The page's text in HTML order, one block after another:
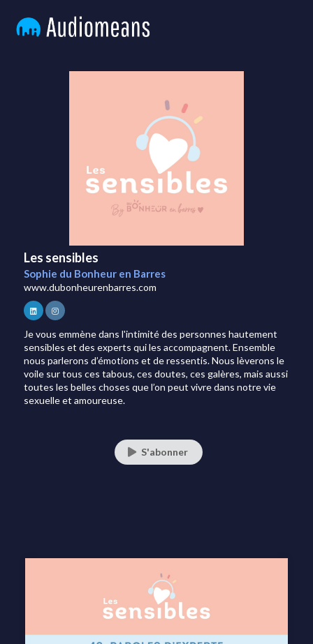
Les sensibles
Sophie du Bonheur en Barres
www.dubonheurenbarres.com
Je vous emmène dans l'intimité des personnes hautement
sensibles et des experts qui les accompagnent. Ensemble
nous parlerons d’émotions et de ressentis. Nous lèverons le
voile sur tous ces tabous, ces doutes, ces galères, mais aussi
toutes les belles choses que l’on peut vivre dans notre vie
sexuelle et amoureuse.
S'abonner